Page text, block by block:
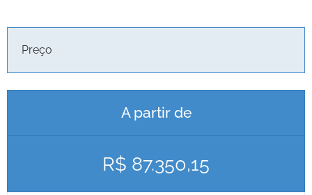
Preço
A partir de
R$ 87.350,15